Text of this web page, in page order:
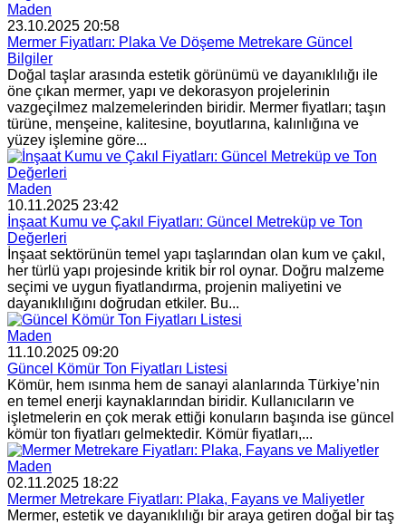
Maden
23.10.2025 20:58
Mermer Fiyatları: Plaka Ve Döşeme Metrekare Güncel
Bilgiler
Doğal taşlar arasında estetik görünümü ve dayanıklılığı ile
öne çıkan mermer, yapı ve dekorasyon projelerinin
vazgeçilmez malzemelerinden biridir. Mermer fiyatları; taşın
türüne, menşeine, kalitesine, boyutlarına, kalınlığına ve
yüzey işlemine göre...
Maden
10.11.2025 23:42
İnşaat Kumu ve Çakıl Fiyatları: Güncel Metreküp ve Ton
Değerleri
İnşaat sektörünün temel yapı taşlarından olan kum ve çakıl,
her türlü yapı projesinde kritik bir rol oynar. Doğru malzeme
seçimi ve uygun fiyatlandırma, projenin maliyetini ve
dayanıklılığını doğrudan etkiler. Bu...
Maden
11.10.2025 09:20
Güncel Kömür Ton Fiyatları Listesi
Kömür, hem ısınma hem de sanayi alanlarında Türkiye’nin
en temel enerji kaynaklarından biridir. Kullanıcıların ve
işletmelerin en çok merak ettiği konuların başında ise güncel
kömür ton fiyatları gelmektedir. Kömür fiyatları,...
Maden
02.11.2025 18:22
Mermer Metrekare Fiyatları: Plaka, Fayans ve Maliyetler
Mermer, estetik ve dayanıklılığı bir araya getiren doğal bir taş